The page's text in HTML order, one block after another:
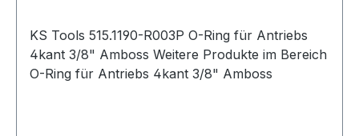
KS Tools 515.1190-R003P O-Ring für Antriebs
4kant 3/8" Amboss Weitere Produkte im Bereich
O-Ring für Antriebs 4kant 3/8" Amboss